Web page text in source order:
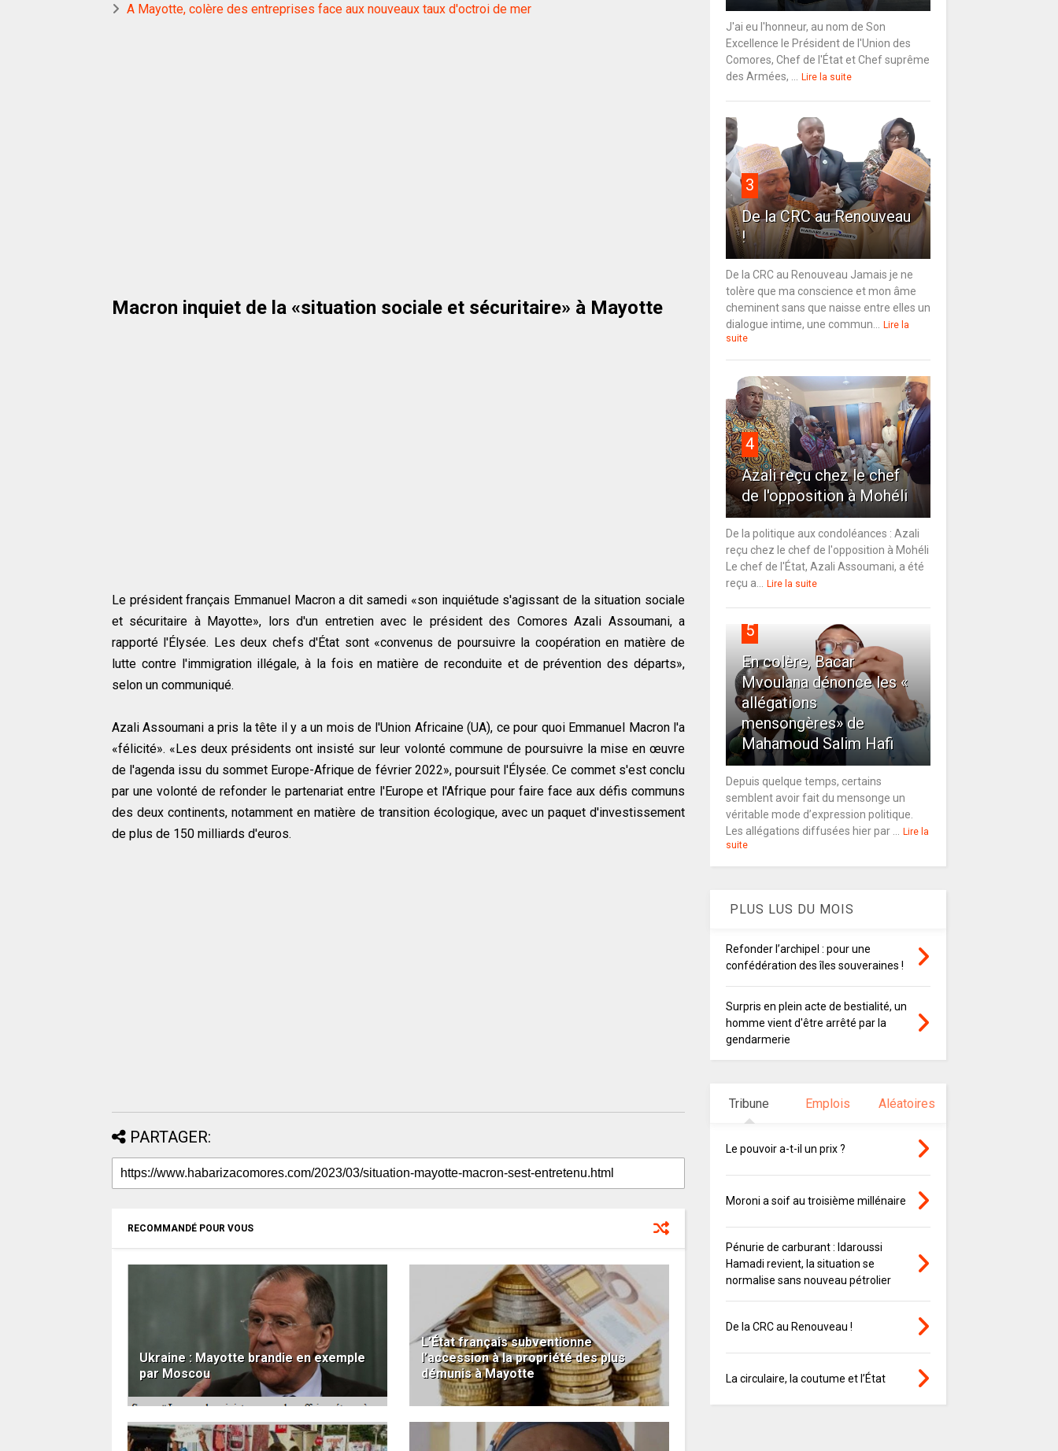
A Mayotte, colère des entreprises face aux nouveaux taux d'octroi de mer
Macron inquiet de la «situation sociale et sécuritaire» à Mayotte
Le président français Emmanuel Macron a dit samedi «son inquiétude s'agissant de la situation sociale
et sécuritaire à Mayotte», lors d'un entretien avec le président des Comores Azali Assoumani, a
rapporté l'Élysée. Les deux chefs d'État sont «convenus de poursuivre la coopération en matière de
lutte contre l'immigration illégale, à la fois en matière de reconduite et de prévention des départs»,
selon un communiqué.
Azali Assoumani a pris la tête il y a un mois de l'Union Africaine (UA), ce pour quoi Emmanuel Macron l'a
«félicité». «Les deux présidents ont insisté sur leur volonté commune de poursuivre la mise en œuvre
de l'agenda issu du sommet Europe-Afrique de février 2022», poursuit l'Élysée. Ce commet s'est conclu
par une volonté de refonder le partenariat entre l'Europe et l'Afrique pour faire face aux défis communs
des deux continents, notamment en matière de transition écologique, avec un paquet d'investissement
de plus de 150 milliards d'euros.
PARTAGER:
RECOMMANDÉ POUR VOUS
Ukraine : Mayotte brandie en exemple
par Moscou
L’État français subventionne
l’accession à la propriété des plus
démunis à Mayotte
J'ai eu l'honneur, au nom de Son
Excellence le Président de l'Union des
Comores, Chef de l'État et Chef suprême
des Armées, ...
Lire la suite
3
De la CRC au Renouveau
!
De la CRC au Renouveau Jamais je ne
tolère que ma conscience et mon âme
cheminent sans que naisse entre elles un
dialogue intime, une commun...
Lire la
suite
4
Azali reçu chez le chef
de l'opposition à Mohéli
De la politique aux condoléances : Azali
reçu chez le chef de l'opposition à Mohéli
Le chef de l'État, Azali Assoumani, a été
reçu a...
Lire la suite
5
En colère, Bacar
Mvoulana dénonce les «
allégations
mensongères» de
Mahamoud Salim Hafi
Depuis quelque temps, certains
semblent avoir fait du mensonge un
véritable mode d’expression politique.
Les allégations diffusées hier par ...
Lire la
suite
PLUS LUS DU MOIS
Refonder l’archipel : pour une
confédération des îles souveraines !
Surpris en plein acte de bestialité, un
homme vient d'être arrêté par la
gendarmerie
Tribune Emplois Aléatoires
Le pouvoir a-t-il un prix ?
Moroni a soif au troisième millénaire
Pénurie de carburant : Idaroussi
Hamadi revient, la situation se
normalise sans nouveau pétrolier
De la CRC au Renouveau !
La circulaire, la coutume et l’État